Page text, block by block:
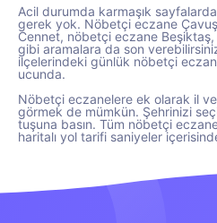
Acil durumda karmaşık
gerek yok. Nöbetçi eczane
Cennet, nöbetçi eczane
gibi aramalara da son
ilçelerindeki günlük nöbetçi
ucunda.
Nöbetçi eczanelere ek olarak il
görmek de mümkün. Şehrinizi
tuşuna basın. Tüm nöbetçi
haritalı yol tarifi saniyeler